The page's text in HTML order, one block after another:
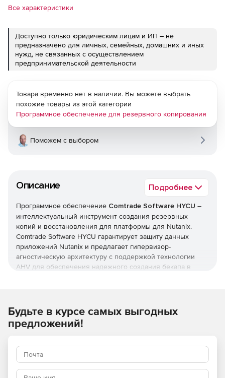
Все характеристики
Доступно только юридическим лицам и ИП – не
предназначено для личных, семейных, домашних и иных
нужд, не связанных с осуществлением
предпринимательской деятельности
Описание Подробнее
Программное обеспечение Comtrade Software HYCU –
интеллектуальный инструмент создания резервных
копий и восстановления для платформы для Nutanix.
Comtrade Software HYCU гарантирует защиту данных
приложений Nutanix и предлагает гипервизор-
агностическую архитектуру с поддержкой технологии
AHV для обеспечения надежного создания бекапа в
Товара временно нет в наличии. Вы можете выбрать
похожие товары из этой категории
Программное обеспечение для резервного копирования
Поможем с выбором
Будьте в курсе самых выгодных
предложений!